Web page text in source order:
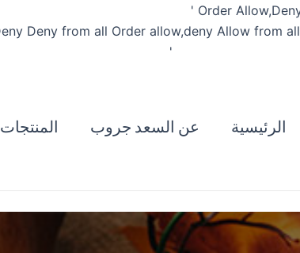
Order
Order allow,deny Allow from all
'
إلى
الرئيسية عن السعد جروب المنتجات